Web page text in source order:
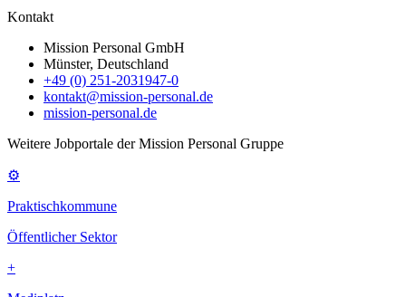
Kontakt
Mission Personal GmbH
Münster, Deutschland
+49 (0) 251-2031947-0
kontakt@mission-personal.de
mission-personal.de
Weitere Jobportale der Mission Personal Gruppe
⚙
Praktischkommune
Öffentlicher Sektor
+